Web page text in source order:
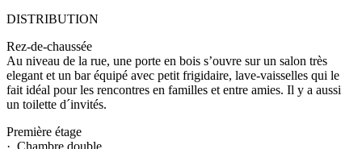
DISTRIBUTION
Rez-de-chaussée
Au niveau de la rue, une porte en bois s’ouvre sur un salon très
elegant et un bar équipé avec petit frigidaire, lave-vaisselles qui le
fait idéal pour les rencontres en familles et entre amies. Il y a aussi
un toilette d´invités.
Première étage